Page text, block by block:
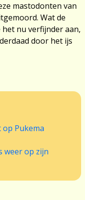
mastodonten van
Wat de
nu verfijnder aan,
door het ijs
Pukema
weer op zijn